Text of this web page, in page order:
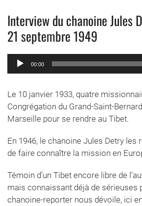
Interview du chanoine Jules
21 septembre 1949
Lecteur
audio
00:00
Le 10 janvier 1933, quatre
Congrégation du Grand-Saint-
Marseille pour se rendre au Tibet.
En 1946, le chanoine Jules Detry les
de faire connaître la mission en
Témoin d’un Tibet encore libre de
mais connaissant déjà de sérieuses
chanoine-reporter nous dévoile, ici